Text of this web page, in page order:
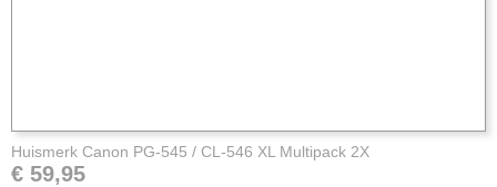
Huismerk Canon PG-545 / CL-546 XL Multipack 2X
€ 59,95